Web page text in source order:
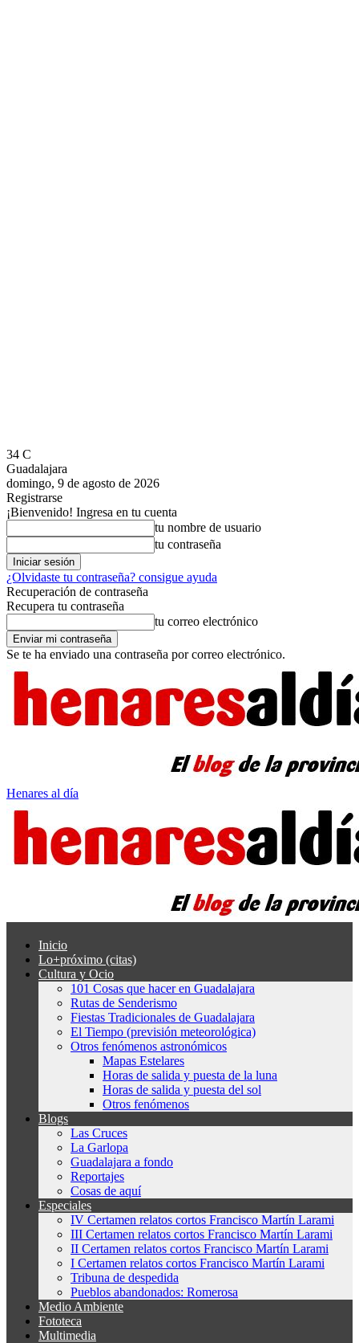
34 C
Guadalajara
domingo, 9 de agosto de 2026
Registrarse
¡Bienvenido! Ingresa en tu cuenta
tu nombre de usuario
tu contraseña
¿Olvidaste tu contraseña? consigue ayuda
Recuperación de contraseña
Recupera tu contraseña
tu correo electrónico
Se te ha enviado una contraseña por correo electrónico.
Henares al día
Inicio
Lo+próximo (citas)
Cultura y Ocio
101 Cosas que hacer en Guadalajara
Rutas de Senderismo
Fiestas Tradicionales de Guadalajara
El Tiempo (previsión meteorológica)
Otros fenómenos astronómicos
Mapas Estelares
Horas de salida y puesta de la luna
Horas de salida y puesta del sol
Otros fenómenos
Blogs
Las Cruces
La Garlopa
Guadalajara a fondo
Reportajes
Cosas de aquí
Especiales
IV Certamen relatos cortos Francisco Martín Larami
III Certamen relatos cortos Francisco Martín Larami
II Certamen relatos cortos Francisco Martín Larami
I Certamen relatos cortos Francisco Martín Larami
Tribuna de despedida
Pueblos abandonados: Romerosa
Medio Ambiente
Fototeca
Multimedia